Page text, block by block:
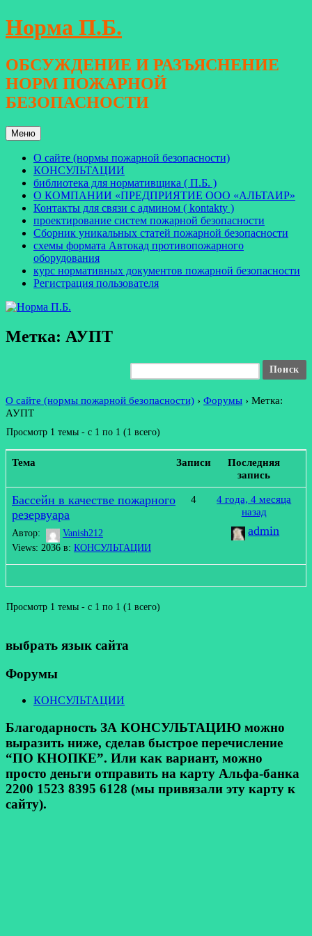
Перейти
к
Норма П.Б.
ОБСУЖДЕНИЕ И РАЗЪЯСНЕНИЕ
НОРМ ПОЖАРНОЙ
БЕЗОПАСНОСТИ
Меню
О сайте (нормы пожарной безопасности)
КОНСУЛЬТАЦИИ
библиотека для нормативщика ( П.Б. )
О КОМПАНИИ «ПРЕДПРИЯТИЕ ООО «АЛЬТАИР»
Контакты для связи с админом ( kontakty )
проектирование систем пожарной безопасности
Сборник уникальных статей пожарной безопасности
схемы формата Автокад противопожарного
оборудования
курс нормативных документов пожарной безопасности
Регистрация пользователя
Метка: АУПТ
О сайте (нормы пожарной безопасности) › Форумы › Метка:
АУПТ
Просмотр 1 темы - с 1 по 1 (1 всего)
Тема Записи
Последняя
запись
Бассейн в качестве пожарного
резервуара
Автор:
Vanish212
Views: 2036 в: КОНСУЛЬТАЦИИ
4
4 года, 4 месяца
назад
admin
Просмотр 1 темы - с 1 по 1 (1 всего)
выбрать язык сайта
Форумы
КОНСУЛЬТАЦИИ
Благодарность ЗА КОНСУЛЬТАЦИЮ можно
выразить ниже, сделав быстрое перечисление
“ПО КНОПКЕ”. Или как вариант, можно
просто деньги отправить на карту Альфа-банка
2200 1523 8395 6128 (мы привязали эту карту к
сайту).